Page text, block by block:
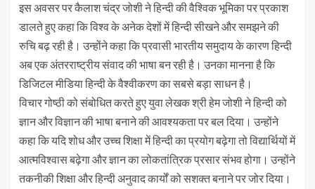
इस अवसर पर कैलाश चंद्र जोशी ने हिन्दी की वैश्विक भूमिका पर प्रकाश
डालते हुए कहा कि विश्व के अनेक देशों में हिन्दी सीखने और समझने की
रुचि बढ़ रही है। उन्होंने कहा कि प्रवासी भारतीय समुदाय के कारण हिन्दी
अब एक अंतरराष्ट्रीय संवाद की भाषा बन रही है। उनका मानना है कि
डिजिटल मीडिया हिन्दी के वैश्वीकरण का सबसे बड़ा साधन है।
विचार गोष्ठी को संबोधित करते हुए युवा लेखक श्री हेम जोशी ने हिन्दी को
ज्ञान और विज्ञान की भाषा बनाने की आवश्यकता पर बल दिया। उन्होंने
कहा कि यदि शोध और उच्च शिक्षा में हिन्दी का प्रयोग बढ़ेगा तो विद्यार्थियों में
आत्मविश्वास बढ़ेगा और ज्ञान का लोकतांत्रिक प्रसार संभव होगा। उन्होंने
तकनीकी शिक्षा और हिन्दी अनुवाद कार्यों को सशक्त बनाने पर जोर दिया।